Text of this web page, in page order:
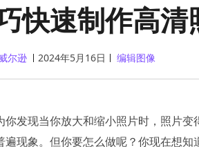
快速制作高清
尔逊 2024年5月16日 编辑图像
发现当你放大和缩小照片时，照片变
现象。但你要怎么做呢？你现在想知